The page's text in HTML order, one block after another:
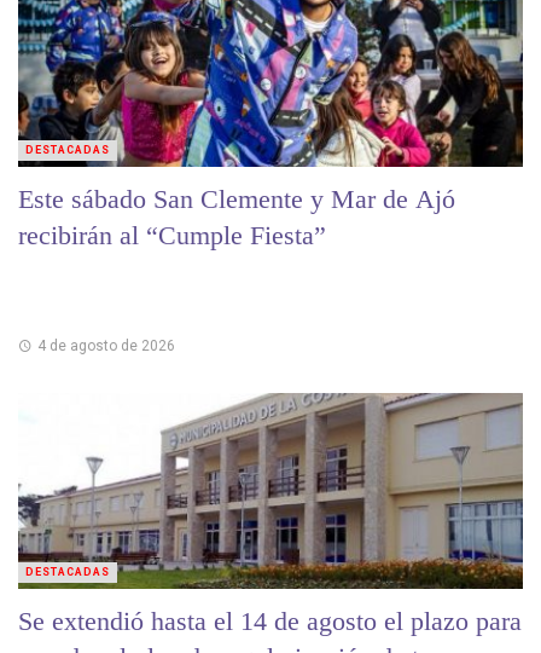
Este sábado San Clemente y Mar de Ajó
recibirán al “Cumple Fiesta”
4 de agosto de 2026
DESTACADAS
Se extendió hasta el 14 de agosto el plazo para
DESTACADAS